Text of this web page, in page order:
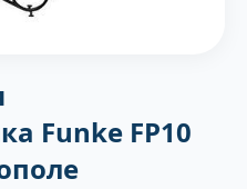
Funke FP10